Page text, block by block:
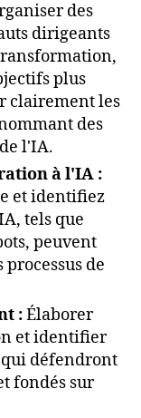
des
dirigeants
plus
clairement les
des
l'IA.
à l'IA :
et identifiez
tels que
peuvent
de
:Élaborer
et identifier
défendront
fondés sur